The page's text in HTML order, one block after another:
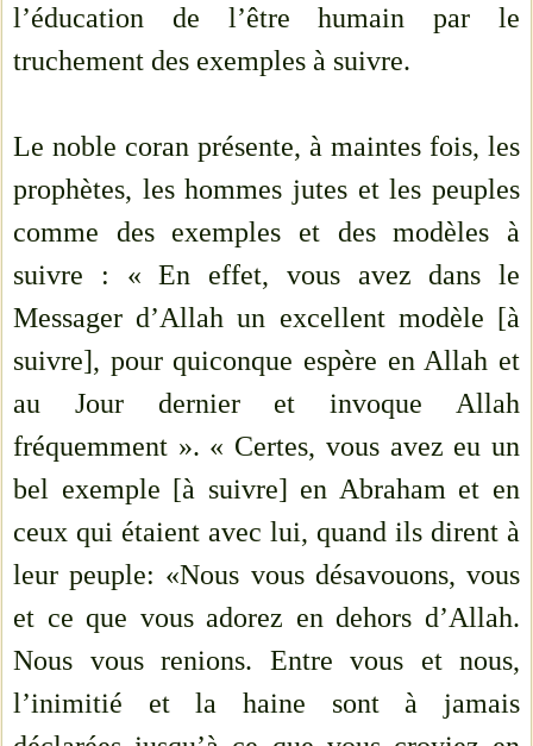
l’éducation de l’être humain par le
truchement des exemples à suivre.
Le noble coran présente, à maintes fois, les
prophètes, les hommes jutes et les peuples
comme des exemples et des modèles à
suivre : « En effet, vous avez dans le
Messager d’Allah un excellent modèle [à
suivre], pour quiconque espère en Allah et
au Jour dernier et invoque Allah
fréquemment ». « Certes, vous avez eu un
bel exemple [à suivre] en Abraham et en
ceux qui étaient avec lui, quand ils dirent à
leur peuple: «Nous vous désavouons, vous
et ce que vous adorez en dehors d’Allah.
Nous vous renions. Entre vous et nous,
l’inimitié et la haine sont à jamais